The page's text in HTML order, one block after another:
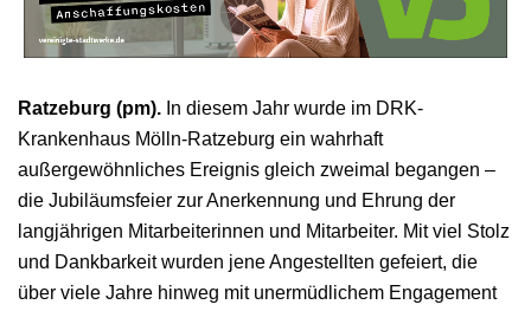
Ratzeburg (pm). In diesem Jahr wurde im DRK-
Krankenhaus Mölln-Ratzeburg ein wahrhaft
außergewöhnliches Ereignis gleich zweimal begangen –
die Jubiläumsfeier zur Anerkennung und Ehrung der
langjährigen Mitarbeiterinnen und Mitarbeiter. Mit viel Stolz
und Dankbarkeit wurden jene Angestellten gefeiert, die
über viele Jahre hinweg mit unermüdlichem Engagement